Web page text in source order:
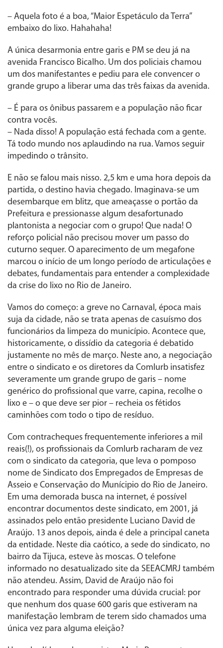
– Aquela foto é a boa, “Maior Espetáculo da Terra”
embaixo do lixo. Hahahaha!
A única desarmonia entre garis e PM se deu já na
avenida Francisco Bicalho. Um dos policiais chamou
um dos manifestantes e pediu para ele convencer o
grande grupo a liberar uma das três faixas da avenida.
– É para os ônibus passarem e a população não ficar
contra vocês.
– Nada disso! A população está fechada com a gente.
Tá todo mundo nos aplaudindo na rua. Vamos seguir
impedindo o trânsito.
E não se falou mais nisso. 2,5 km e uma hora depois da
partida, o destino havia chegado. Imaginava-se um
desembarque em blitz, que ameaçasse o portão da
Prefeitura e pressionasse algum desafortunado
plantonista a negociar com o grupo! Que nada! O
reforço policial não precisou mover um passo do
cuturno sequer. O aparecimento de um megafone
marcou o início de um longo período de articulações e
debates, fundamentais para entender a complexidade
da crise do lixo no Rio de Janeiro.
Vamos do começo: a greve no Carnaval, época mais
suja da cidade, não se trata apenas de casuísmo dos
funcionários da limpeza do município. Acontece que,
historicamente, o dissídio da categoria é debatido
justamente no mês de março. Neste ano, a negociação
entre o sindicato e os diretores da Comlurb insatisfez
severamente um grande grupo de garis – nome
genérico do profissional que varre, capina, recolhe o
lixo e – o que deve ser pior – recheia os fétidos
caminhões com todo o tipo de resíduo.
Com contracheques frequentemente inferiores a mil
reais(!), os profissionais da Comlurb racharam de vez
com o sindicato da categoria, que leva o pomposo
nome de Sindicato dos Empregados de Empresas de
Asseio e Conservação do Munícipio do Rio de Janeiro.
Em uma demorada busca na internet, é possível
encontrar documentos deste sindicato, em 2001, já
assinados pelo então presidente Luciano David de
Araújo. 13 anos depois, ainda é dele a principal caneta
da entidade. Neste dia caótico, a sede do sindicato, no
bairro da Tijuca, esteve às moscas. O telefone
informado no desatualizado site da SEEACMRJ também
não atendeu. Assim, David de Araújo não foi
encontrado para responder uma dúvida crucial: por
que nenhum dos quase 600 garis que estiveram na
manifestação lembram de terem sido chamados uma
única vez para alguma eleição?